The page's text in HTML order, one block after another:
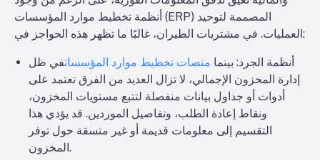
أنظمة تخطيط موارد المؤسسات (ERP) المصممة لتوحيد
العمليات. في مشتريات الطيران، غالبًا ما تظهر هذه الحواجز في:
أنظمة الجرد: بينما منصات تخطيط موارد المؤسساتفي ظل
إدارة المخزون الإجمالي، لا تزال العديد من الفرق تعتمد على
أدوات أو جداول بيانات منفصلة لتتبع مستويات المخزون،
ونقاط إعادة الطلب، وتفاصيل الموردين. قد يؤدي هذا
التقسيم إلى معلومات قديمة أو غير متسقة حول توفر
المخزون.